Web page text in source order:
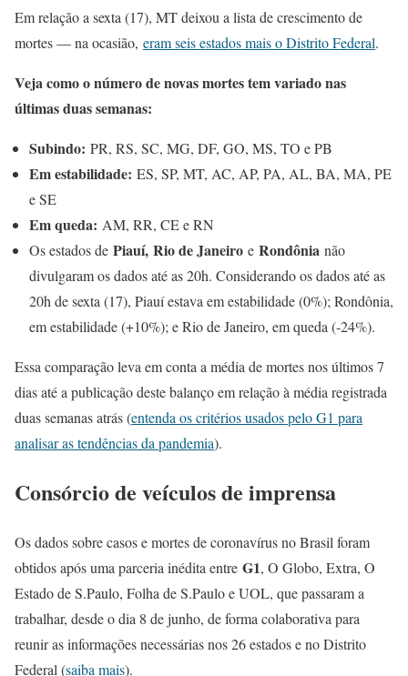
Em relação a sexta (17), MT deixou a lista de crescimento de
mortes — na ocasião, eram seis estados mais o Distrito Federal.
Veja como o número de novas mortes tem variado nas
últimas duas semanas:
Subindo: PR, RS, SC, MG, DF, GO, MS, TO e PB
Em estabilidade: ES, SP, MT, AC, AP, PA, AL, BA, MA, PE
e SE
Em queda: AM, RR, CE e RN
Os estados de Piauí, Rio de Janeiro e Rondônia não
divulgaram os dados até as 20h. Considerando os dados até as
20h de sexta (17), Piauí estava em estabilidade (0%); Rondônia,
em estabilidade (+10%); e Rio de Janeiro, em queda (-24%).
Essa comparação leva em conta a média de mortes nos últimos 7
dias até a publicação deste balanço em relação à média registrada
duas semanas atrás (entenda os critérios usados pelo G1 para
analisar as tendências da pandemia).
Consórcio de veículos de imprensa
Os dados sobre casos e mortes de coronavírus no Brasil foram
obtidos após uma parceria inédita entre G1, O Globo, Extra, O
Estado de S.Paulo, Folha de S.Paulo e UOL, que passaram a
trabalhar, desde o dia 8 de junho, de forma colaborativa para
reunir as informações necessárias nos 26 estados e no Distrito
Federal (saiba mais).